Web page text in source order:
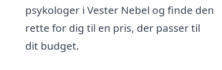
psykologer i Vester Nebel og finde den
rette for dig til en pris, der passer til
dit budget.